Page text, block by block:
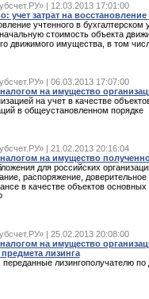
| 12.03.2013 17:01:00
учет затрат на
учтенного в
стоимость объекта
движимого имущества, в том
| 06.03.2013 17:07:00
на имущество
на учет в качестве
в общеустановленном порядке
| 21.02.2013 20:16:04
на имущество
для российских
распоряжение,
в качестве объектов
| 25.02.2013 20:08:00
на имущество
лизинга
лизингополучателю по